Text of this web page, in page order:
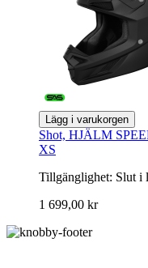
Lägg i varukorgen
Shot, HJÄLM
XS
Tillgänglighet: Slut i
1 699,00 kr